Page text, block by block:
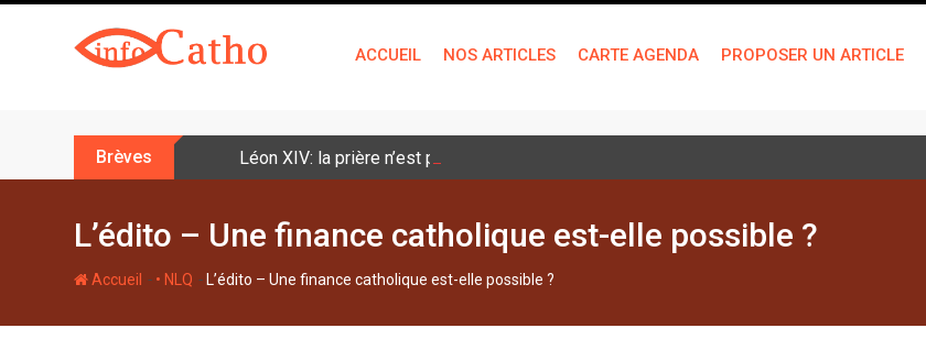
t
ACCUEIL NOS ARTICLES CARTE AGENDA PROPOSER UN ARTICLE
Brèves Léon XIV: la prière n’est pas une technique de « bien-être »
L’édito – Une finance catholique est-elle possible ?
Accueil - • NLQ - L’édito – Une finance catholique est-elle possible ?